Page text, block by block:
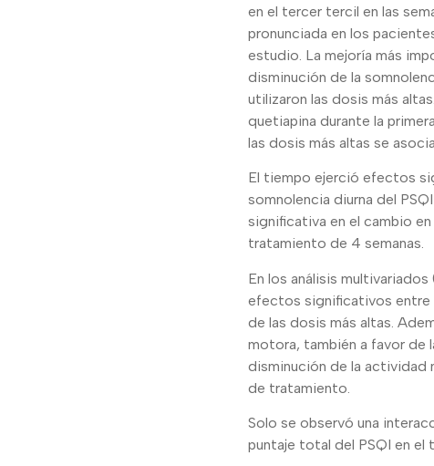
en el tercer tercil en las
pronunciada en los
estudio. La mejoría más
disminución de la
utilizaron las dosis más
quetiapina durante la
las dosis más altas se
El tiempo ejerció efectos
somnolencia diurna del
significativa en el cambio
tratamiento de 4 semanas.
En los análisis
efectos significativos entre
de las dosis más altas.
motora, también a favor de
disminución de la actividad
de tratamiento.
Solo se observó una
puntaje total del PSQI en el